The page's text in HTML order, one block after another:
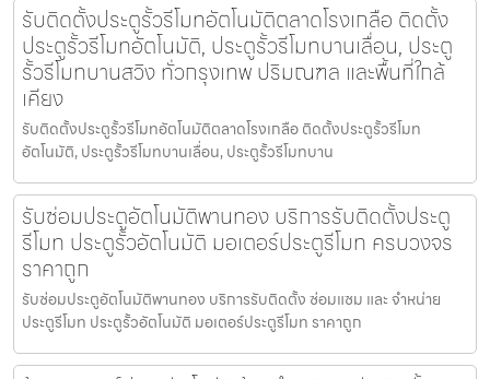
รับติดตั้งประตูรั้วรีโมทอัตโนมัติตลาดโรงเกลือ ติดตั้ง
ประตูรั้วรีโมทอัตโนมัติ, ประตูรั้วรีโมทบานเลื่อน, ประตู
รั้วรีโมทบานสวิง ทั่วกรุงเทพ ปริมณฑล และพื้นที่ใกล้
เคียง
รับติดตั้งประตูรั้วรีโมทอัตโนมัติตลาดโรงเกลือ ติดตั้งประตูรั้วรีโมท
อัตโนมัติ, ประตูรั้วรีโมทบานเลื่อน, ประตูรั้วรีโมทบาน
รับซ่อมประตูอัตโนมัติพานทอง บริการรับติดตั้งประตู
รีโมท ประตูรั้วอัตโนมัติ มอเตอร์ประตูรีโมท ครบวงจร
ราคาถูก
รับซ่อมประตูอัตโนมัติพานทอง บริการรับติดตั้ง ซ่อมแซม และ จำหน่าย
ประตูรีโมท ประตูรั้วอัตโนมัติ มอเตอร์ประตูรีโมท ราคาถูก